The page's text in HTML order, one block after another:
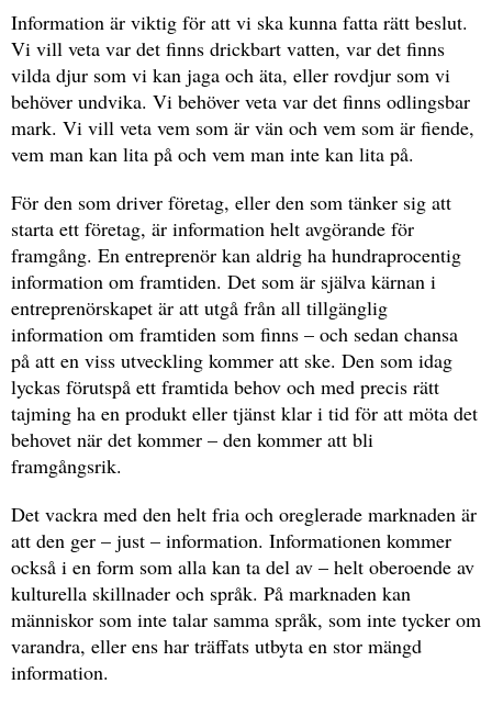
Information är viktig för att vi ska kunna fatta rätt beslut.
Vi vill veta var det finns drickbart vatten, var det finns
vilda djur som vi kan jaga och äta, eller rovdjur som vi
behöver undvika. Vi behöver veta var det finns odlingsbar
mark. Vi vill veta vem som är vän och vem som är fiende,
vem man kan lita på och vem man inte kan lita på.
För den som driver företag, eller den som tänker sig att
starta ett företag, är information helt avgörande för
framgång. En entreprenör kan aldrig ha hundraprocentig
information om framtiden. Det som är själva kärnan i
entreprenörskapet är att utgå från all tillgänglig
information om framtiden som finns – och sedan chansa
på att en viss utveckling kommer att ske. Den som idag
lyckas förutspå ett framtida behov och med precis rätt
tajming ha en produkt eller tjänst klar i tid för att möta det
behovet när det kommer – den kommer att bli
framgångsrik.
Det vackra med den helt fria och oreglerade marknaden är
att den ger – just – information. Informationen kommer
också i en form som alla kan ta del av – helt oberoende av
kulturella skillnader och språk. På marknaden kan
människor som inte talar samma språk, som inte tycker om
varandra, eller ens har träffats utbyta en stor mängd
information.